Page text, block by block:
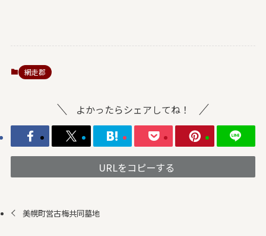
網走郡
よかったらシェアしてね！
URLをコピーする
美幌町営古梅共同墓地